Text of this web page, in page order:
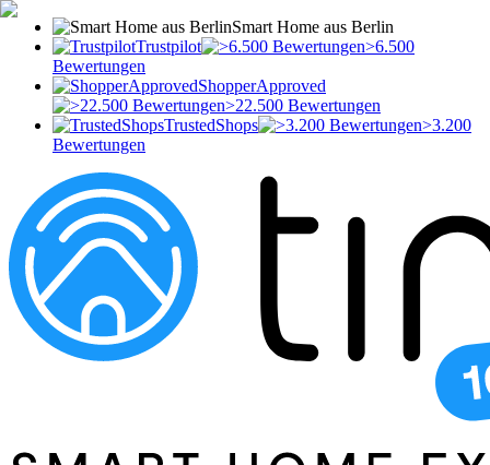
Smart Home aus Berlin
Trustpilot
>6.500
Bewertungen
ShopperApproved
>22.500 Bewertungen
TrustedShops
>3.200
Bewertungen